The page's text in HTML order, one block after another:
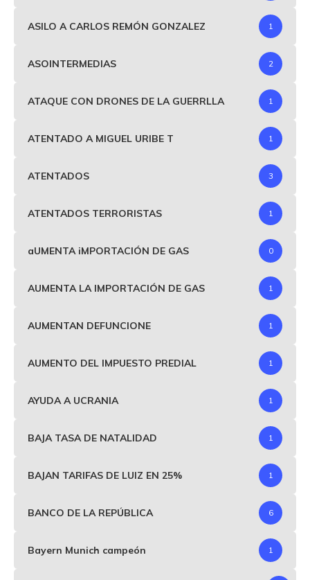
ASILO A CARLOS REMÓN GONZALEZ 1
ASOINTERMEDIAS 2
ATAQUE CON DRONES DE LA GUERRLLA 1
ATENTADO A MIGUEL URIBE T 1
ATENTADOS 3
ATENTADOS TERRORISTAS 1
aUMENTA iMPORTACIÓN DE GAS 0
AUMENTA LA IMPORTACIÓN DE GAS 1
AUMENTAN DEFUNCIONE 1
AUMENTO DEL IMPUESTO PREDIAL 1
AYUDA A UCRANIA 1
BAJA TASA DE NATALIDAD 1
BAJAN TARIFAS DE LUIZ EN 25% 1
BANCO DE LA REPÚBLICA 6
Bayern Munich campeón 1